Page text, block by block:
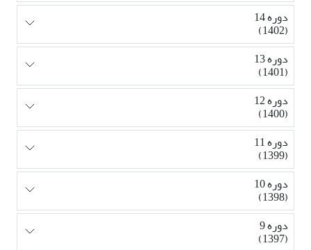
دوره 14
(1402)
دوره 13
(1401)
دوره 12
(1400)
دوره 11
(1399)
دوره 10
(1398)
دوره 9
(1397)